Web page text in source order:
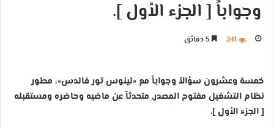
وجواباً [ الجزء الأول ].
241
خمسة وعشرون سؤالاً وجواباً مع «لينوس تور فالدس»، مطور
نظام التشغيل مفتوح المصدر, متحدثاً عن ماضيه وحاضره ومستقبله
[ الجزء الأول ].